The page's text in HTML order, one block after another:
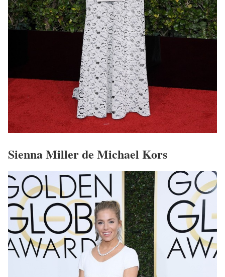
Sienna Miller de Michael Kors